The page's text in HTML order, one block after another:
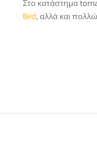
Στο κατάστημα
Bird, αλλά και